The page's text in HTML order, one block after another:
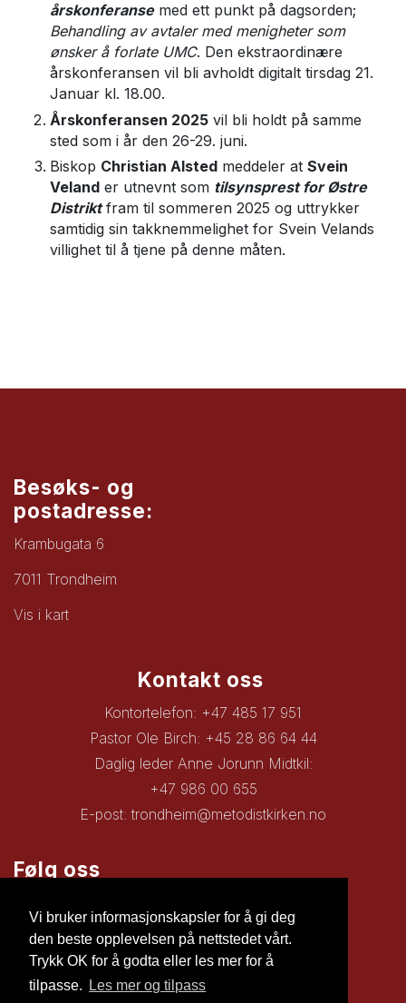
Vi bruker informasjonskapsler for å gi deg
den beste opplevelsen på nettstedet vårt.
Trykk OK for å godta eller les mer for å
tilpasse.
Les mer og tilpass
årskonferansemed ett punkt på dagsorden;
Behandling av avtaler med menigheter som
ønsker å forlate UMC. Den ekstraordinære
årskonferansen vil bli avholdt digitalt tirsdag 21.
Januar kl. 18.00.
Årskonferansen 2025 vil bli holdt på samme
sted som i år den 26-29. juni.
Biskop Christian Alsted meddeler at Svein
Veland er utnevnt som tilsynsprest for Østre
Distriktfram til sommeren 2025 og uttrykker
samtidig sin takknemmelighet for Svein Velands
villighet til å tjene på denne måten.
Besøks- og
postadresse:
Krambugata 6
7011 Trondheim
Vis i kart
Kontakt oss
Kontortelefon: +47 485 17 951
Pastor Ole Birch: +45 28 86 64 44
Daglig leder Anne Jorunn Midtkil:
+47 986 00 655
E-post:trondheim@metodistkirken.no
Følg oss